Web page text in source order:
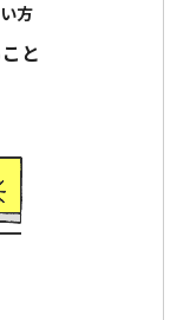
方
と